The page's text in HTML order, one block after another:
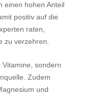
einen hohen Anteil
positiv auf die
raten,
zu verzehren.
sondern
Zudem
und